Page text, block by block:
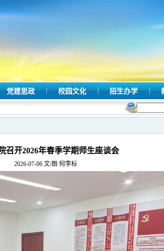
党建思政 | 校园文化 | 招生办学 |
召开2026年春季学期师生座谈会
2026-07-06 文/图 何李标